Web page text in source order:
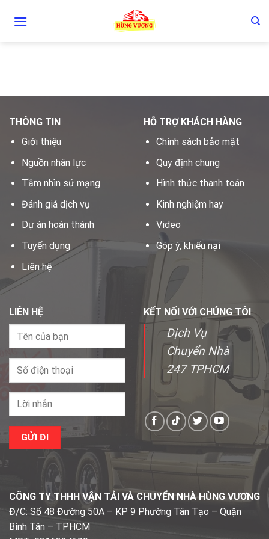
THÔNG TIN
Giới thiệu
Nguồn nhân lực
Tầm nhìn sứ mạng
Đánh giá dịch vụ
Dự án hoàn thành
Tuyển dụng
Liên hệ
HỖ TRỢ KHÁCH HÀNG
Chính sách bảo mật
Quy định chung
Hình thức thanh toán
Kinh nghiệm hay
Video
Góp ý, khiếu nại
LIÊN HỆ KẾT NỐI VỚI CHÚNG TÔI
Dịch Vụ
Chuyển Nhà
247 TPHCM
CÔNG TY THHH VẬN TẢI VÀ CHUYỂN NHÀ HÙNG VƯƠNG
Đ/C: Số 48 Đường 50A – KP 9 Phường Tân Tạo – Quận
Bình Tân – TPHCM